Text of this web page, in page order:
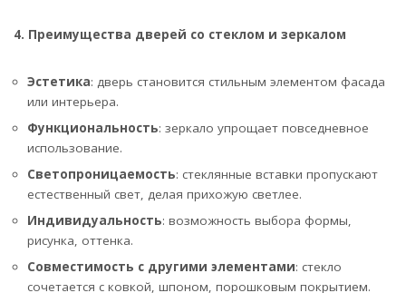
4. Преимущества дверей со стеклом и зеркалом
Эстетика: дверь становится стильным элементом фасада
или интерьера.
Функциональность: зеркало упрощает повседневное
использование.
Светопроницаемость: стеклянные вставки пропускают
естественный свет, делая прихожую светлее.
Индивидуальность: возможность выбора формы,
рисунка, оттенка.
Совместимость с другими элементами: стекло
сочетается с ковкой, шпоном, порошковым покрытием.